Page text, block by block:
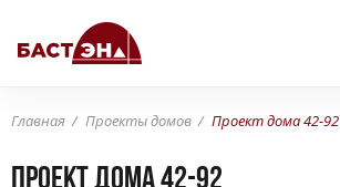
Главная Проекты домов Проект дома 42-92
Проект дома 42-92